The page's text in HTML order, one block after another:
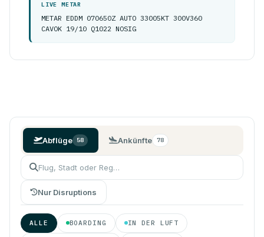
LIVE METAR
METAR EDDM 070650Z AUTO 33005KT 300V360
CAVOK 19/10 Q1022 NOSIG
Abflüge 58 Ankünfte 78
Nur Disruptions
ALLE BOARDING IN DER LUFT